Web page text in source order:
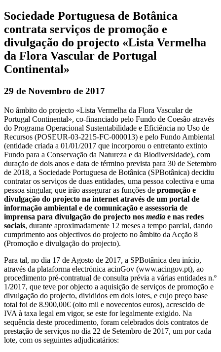
Sociedade Portuguesa de Botânica
contrata serviços de promoção e
divulgação do projecto «Lista Vermelha
da Flora Vascular de Portugal
Continental»
29 de Novembro de 2017
No âmbito do projecto «Lista Vermelha da Flora Vascular de
Portugal Continental», co-financiado pelo Fundo de Coesão através
do Programa Operacional Sustentabilidade e Eficiência no Uso de
Recursos (POSEUR-03-2215-FC-000013) e pelo Fundo Ambiental
(entidade criada a 01/01/2017 que incorporou o entretanto extinto
Fundo para a Conservação da Natureza e da Biodiversidade), com
duração de dois anos e data de término prevista para 30 de Setembro
de 2018, a Sociedade Portuguesa de Botânica (SPBotânica) decidiu
contratar os serviços de duas entidades, uma pessoa colectiva e uma
pessoa singular, que irão assegurar as funções de promoção e
divulgação do projecto na internet através de um portal de
informação ambiental e de comunicação e assessoria de
imprensa para divulgação do projecto nos media e nas redes
sociais, durante aproximadamente 12 meses a tempo parcial, dando
cumprimento aos objectivos do projecto no âmbito da Acção 8
(Promoção e divulgação do projecto).
Para tal, no dia 17 de Agosto de 2017, a SPBotânica deu início,
através da plataforma electrónica acinGov (www.acingov.pt), ao
procedimento pré-contratual de consulta prévia a várias entidades n.º
1/2017, que teve por objecto a aquisição de serviços de promoção e
divulgação do projecto, divididos em dois lotes, e cujo preço base
total foi de 8.900,00€ (oito mil e novecentos euros), acrescido de
IVA à taxa legal em vigor, se este for legalmente exigido. Na
sequência deste procedimento, foram celebrados dois contratos de
prestação de serviços no dia 22 de Setembro de 2017, um por cada
lote, com os seguintes adjudicatários: